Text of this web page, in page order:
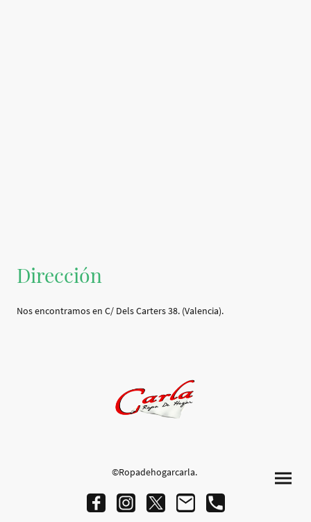
Dirección
Nos encontramos en C/ Dels Carters 38. (Valencia).
©Ropadehogarcarla.